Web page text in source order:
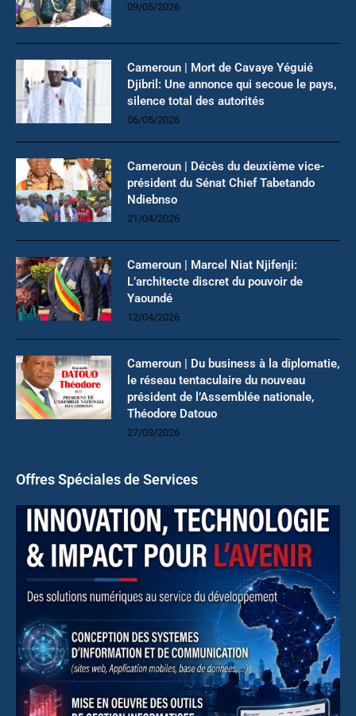
09/05/2026
Cameroun | Mort de Cavaye Yéguié
Djibril: Une annonce qui secoue le pays,
silence total des autorités
06/05/2026
Cameroun | Décès du deuxième vice-
président du Sénat Chief Tabetando
Ndiebnso
21/04/2026
Cameroun | Marcel Niat Njifenji:
L’architecte discret du pouvoir de
Yaoundé
12/04/2026
Cameroun | Du business à la diplomatie,
le réseau tentaculaire du nouveau
président de l’Assemblée nationale,
Théodore Datouo
27/03/2026
Offres Spéciales de Services